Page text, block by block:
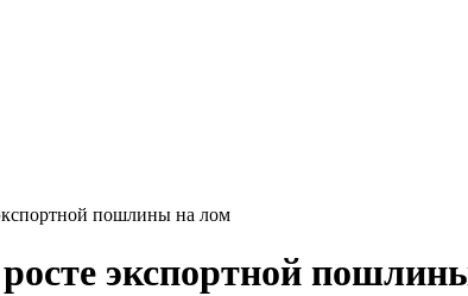
пошлины на лом
экспортной